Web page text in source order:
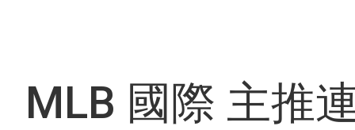
MLB 國際 主推